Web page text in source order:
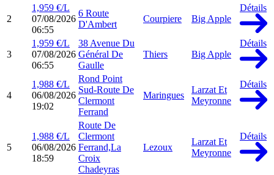
2
1,959 €/L
07/08/2026
06:55
6 Route
D'Ambert
Courpiere Big Apple
Détails
3
1,959 €/L
07/08/2026
06:55
38 Avenue Du
Général De
Gaulle
Thiers Big Apple
Détails
4
1,988 €/L
06/08/2026
19:02
Rond Point
Sud-Route De
Clermont
Ferrand
Maringues
Larzat Et
Meyronne
Détails
5
1,988 €/L
06/08/2026
18:59
Route De
Clermont
Ferrand,La
Croix
Chadeyras
Lezoux
Larzat Et
Meyronne
Détails